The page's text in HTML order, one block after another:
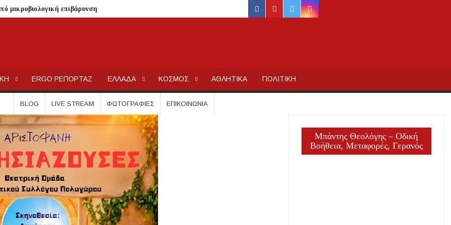
μικροβιολογική επιβάρυνση
συναυλία στον Πύργο
σήμερα αίτηση ανά ΑΦΜ
€
στον Πολύγυρο – Ένα σημαντικό βήμα για την πλήρη επαναλειτουργία
Βασίλειο και Αυστραλία
– Άμεση κινητοποίηση Λιμενικού και Πυροσβεστικής
ΓΙΑ ΤΗ ΔΙΑΒΡΩΣΗ, ΟΧΙ ΑΠΟΣΠΑΣΜΑΤΙΚΕΣ ΠΑΡΕΜΒΑΣΕΙΣ
facebook
youtubetwitterinstagram
ERGO ΡΕΠΟΡΤΑΖ ΕΛΛΑΔΑ ΚΟΣΜΟΣ ΑΘΛΗΤΙΚΑ ΠΟΛΙΤΙΚΗ
BLOG LIVE STREAM ΦΩΤΟΓΡΑΦΊΕΣ ΕΠΙΚΟΙΝΩΝΊΑ
Μπάντης Θεολόγης – Οδική
Βοήθεια, Μεταφορές, Γερανός